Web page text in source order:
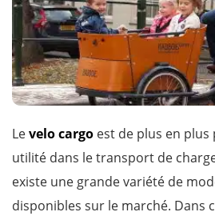
Levelo cargo est de plus en
utilité dans le transport de
existe une grande variété de
disponibles sur le marché. Dans